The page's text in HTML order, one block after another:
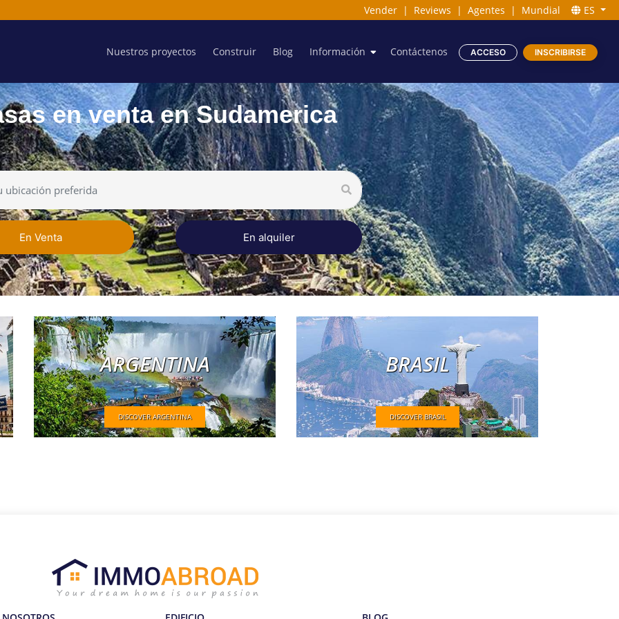
Vender | Reviews | Agentes | Mundial ES
Nuestros proyectos Construir Blog Información Contáctenos ACCESO INSCRIBIRSE
en venta en Sudamerica
En Venta En alquiler
ARGENTINA
DISCOVER ARGENTINA
BRASIL
DISCOVER BRASIL